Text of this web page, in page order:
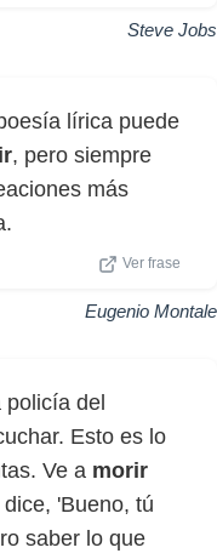
Steve Jobs
lírica puede
, pero siempre
más
Ver frase
Eugenio Montale
del
Esto es lo
Ve a morir
'Bueno, tú
saber lo que